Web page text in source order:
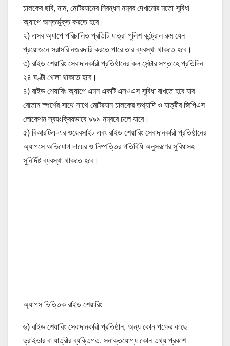
চালকের ছবি, নাম, মোটরযানের নিবন্ধন নম্বর দেখানোর মতো সুবিধা
অ্যাপে অন্তর্ভুক্ত করতে হবে।
২) এসব অ্যাপে পরিচালিত প্রতিটি যাত্রা পুলিশ কন্ট্রোল রুম যেন
প্রয়োজনে সরাসরি নজরদারি করতে পারে তার ব্যবস্থা থাকতে হবে।
৩) রাইড শেয়ারিং সেবাদানকারী প্রতিষ্ঠানের কল সেন্টার সপ্তাহে প্রতিদিন
২৪ ঘণ্টা খোলা থাকতে হবে।
৪) রাইড শেয়ারিং অ্যাপে এমন একটি এসওএস সুবিধা রাখতে হবে যার
বোতাম স্পর্শের সাথে সাথে মোটরযান চালকের তথ্যাদি ও যাত্রীর জিপিএস
লোকেশন স্বয়ংক্রিয়ভাবে ৯৯৯ নম্বরে চলে যাবে।
৫) বিআরটিএ-এর ওয়েবসাইট এবং রাইড শেয়ারিং সেবাদানকারী প্রতিষ্ঠানের
অ্যাপসে অভিযোগ দায়ের ও নিষ্পত্তির গতিবিধি অনুসরণের সুবিধাসহ
সুনির্দিষ্ট ব্যবস্থা থাকতে হবে।
অ্যাপস ভিত্তিক রাইড শেয়ারিং
৬) রাইড শেয়ারিং সেবাদানকারী প্রতিষ্ঠান, অন্য কোন পক্ষের কাছে
ড্রাইভার বা যাত্রীর ব্যক্তিগত, সনাক্তযোগ্য কোন তথ্য প্রকাশ